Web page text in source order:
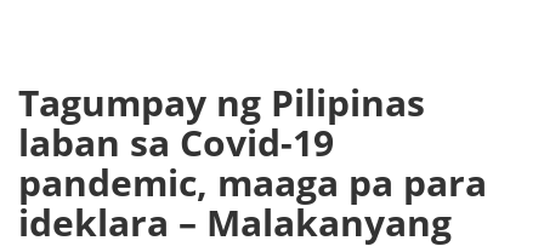
Tagumpay ng Pilipinas
laban sa Covid-19
pandemic, maaga pa para
ideklara – Malakanyang